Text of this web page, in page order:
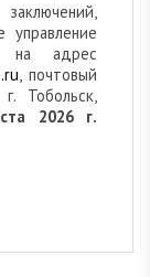
на адрес
, почтовый
Тобольск,
2026 г.